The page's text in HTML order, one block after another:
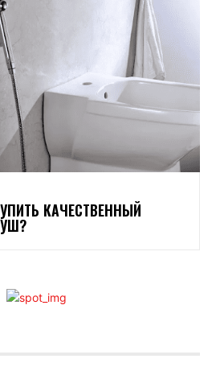
КАЧЕСТВЕННЫЙ